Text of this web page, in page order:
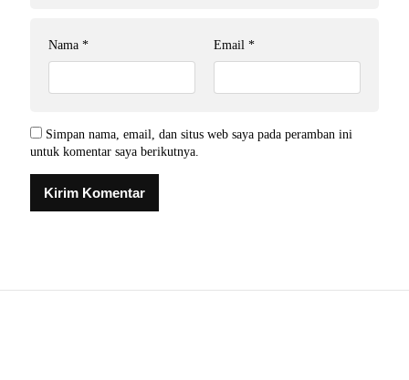
Nama * Email *
Simpan nama, email, dan situs web saya pada peramban ini
untuk komentar saya berikutnya.